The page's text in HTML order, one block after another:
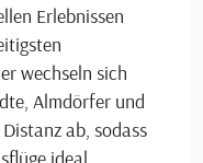
Erlebnissen
wechseln sich
Almdörfer und
ab, sodass
ideal